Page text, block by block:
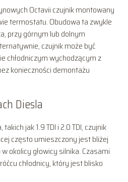
Octavii czujnik montowany
termostatu. Obudowa ta zwykle
przy górnym lub dolnym
czujnik może być
chłodniczym wychodzącym z
konieczności demontażu
Diesla
jak 1.9 TDI i 2.0 TDI, czujnik
często umieszczony jest bliżej
okolicy głowicy silnika. Czasami
chłodnicy, który jest blisko